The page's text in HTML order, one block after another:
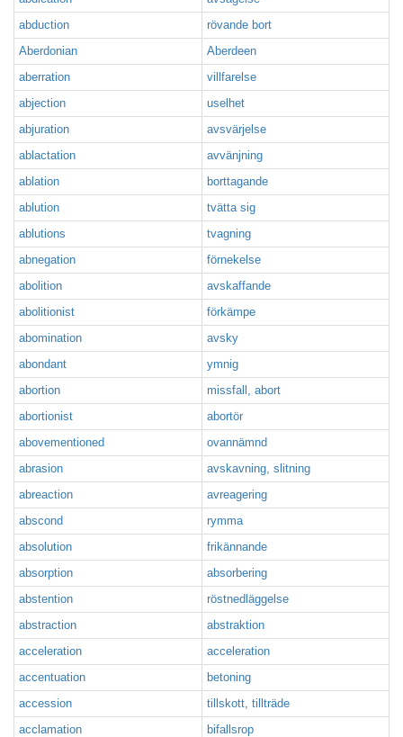
abduction
rövande bort
Aberdonian
Aberdeen
aberration
villfarelse
abjection
uselhet
abjuration
avsvärjelse
ablactation
avvänjning
ablation
borttagande
ablution
tvätta sig
ablutions
tvagning
abnegation
förnekelse
abolition
avskaffande
abolitionist
förkämpe
abomination
avsky
abondant
ymnig
abortion
missfall, abort
abortionist
abortör
abovementioned
ovannämnd
abrasion
avskavning, slitning
abreaction
avreagering
abscond
rymma
absolution
frikännande
absorption
absorbering
abstention
röstnedläggelse
abstraction
abstraktion
acceleration
acceleration
accentuation
betoning
accession
tillskott, tillträde
acclamation
bifallsrop